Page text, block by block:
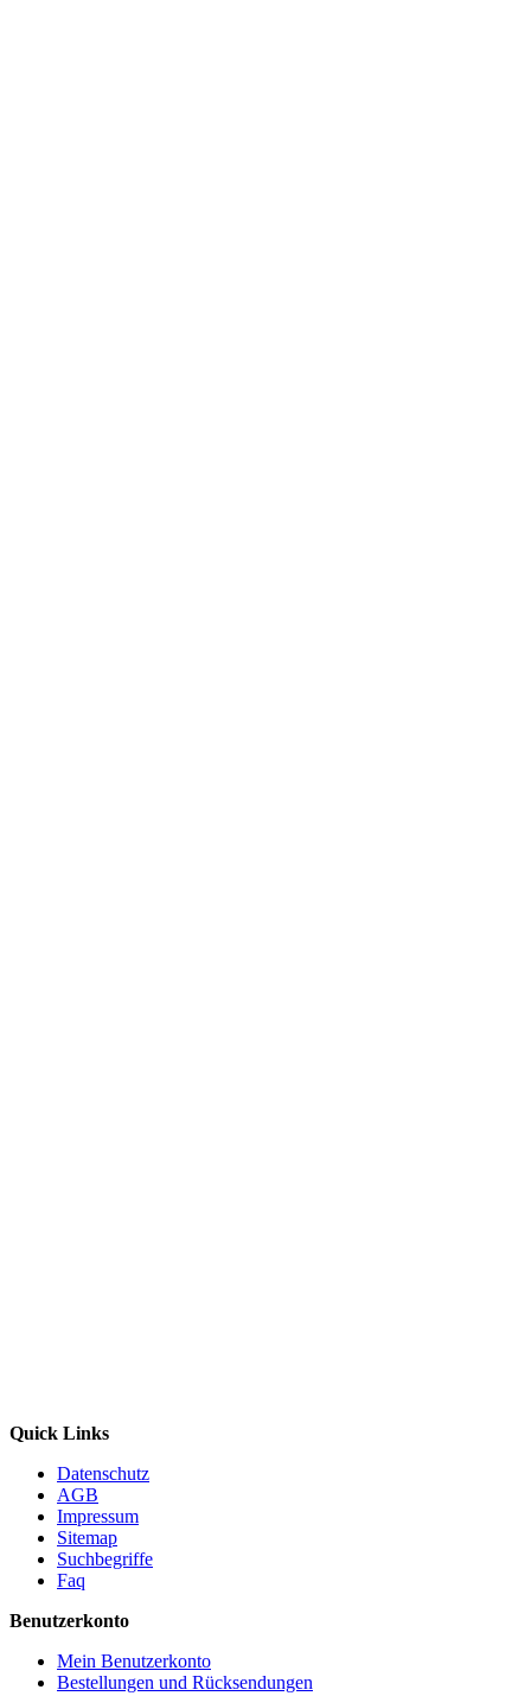
Quick Links
Datenschutz
AGB
Impressum
Sitemap
Suchbegriffe
Faq
Benutzerkonto
Mein Benutzerkonto
Bestellungen und Rücksendungen